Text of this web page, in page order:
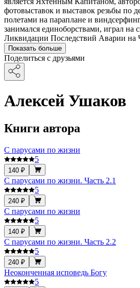
фотовыставок и выставок резьбы по
полетами на параплане и
занимался единоборствами, играл на
Ликвидации Последствий Аварии
Показать больше
Поделиться с друзьями
Алексей Ушаков
Книги автора
С парусами по жизни
5
140 ₽
С парусами по жизни. Часть 2.1
5
240 ₽
С парусами по жизни
5
140 ₽
С парусами по жизни. Часть 2.2
5
240 ₽
Неоконченная исповедь Богу
5